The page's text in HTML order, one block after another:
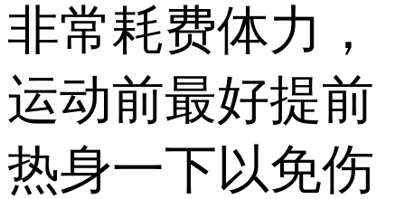
非常耗费体力，
运动前最好提前
热身一下以免伤